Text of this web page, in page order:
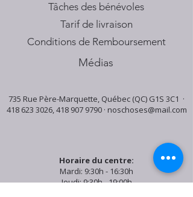
Tâches des bénévoles
Tarif de livraison
Conditions de Remboursement
Médias
735 Rue Père-Marquette, Québec (QC) G1S 3C1 ·
418 623 3026,418 907 9790· noschoses@mail.com
Horaire du centre:
Mardi: 9:30h - 16:30h
Jeudi: 9:30h - 19:00h